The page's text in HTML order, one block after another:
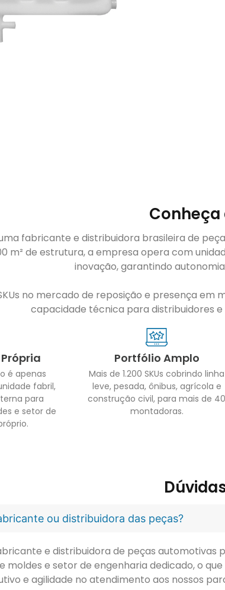
Conheça
fabricante e distribuidora brasileira de
m² de estrutura, a empresa opera com
inovação, garantindo
no mercado de reposição e presença
capacidade técnica para distribuidores
é apenas
fabril,
para
e setor de
Portfólio Amplo
Mais de 1.200 SKUs cobrindo linha
leve, pesada, ônibus, agrícola e
construção civil, para mais de 40
montadoras.
ou distribuidora das peças?
e distribuidora de peças
moldes e setor de engenharia dedicado, o
e agilidade no atendimento aos nossos